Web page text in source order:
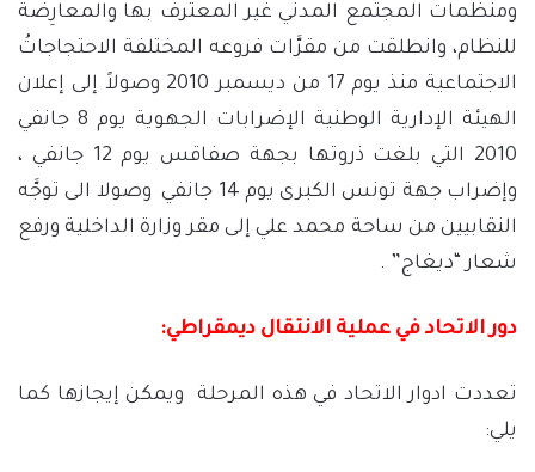
ومنظمات المجتمع المدني غير المعترف بها والمعارِضة
للنظام، وانطلقت من مقرَّات فروعه المختلفة الاحتجاجاتُ
الاجتماعية منذ يوم 17 من ديسمبر 2010 وصولاً إلى إعلان
الهيئة الإدارية الوطنية الإضرابات الجهوية يوم 8 جانفي
2010 التي بلغت ذروتها بجهة صفاقس يوم 12 جانفي ،
وإضراب جهة تونس الكبرى يوم 14 جانفي وصولا الى توجَّه
النقابيين من ساحة محمد علي إلى مقر وزارة الداخلية ورفع
شعار “ديغاج” .
دور الاتحاد في عملية الانتقال ديمقراطي:
تعددت ادوار الاتحاد في هذه المرحلة ويمكن إيجازها كما
يلي: